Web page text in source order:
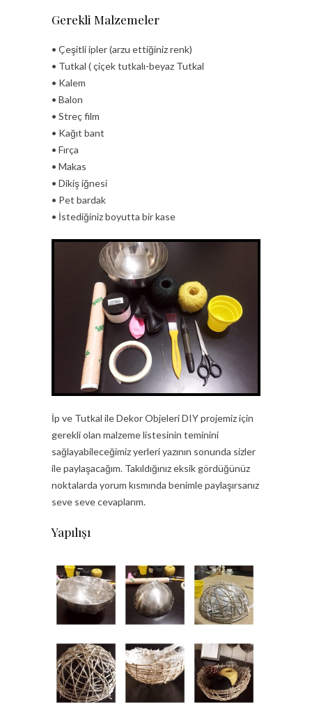
Gerekli Malzemeler
• Çeşitli ipler (arzu ettiğiniz renk)
• Tutkal ( çiçek tutkalı-beyaz Tutkal
• Kalem
• Balon
• Streç film
• Kağıt bant
• Fırça
• Makas
• Dikiş iğnesi
• Pet bardak
• İstediğiniz boyutta bir kase
İp ve Tutkal ile Dekor Objeleri DIY projemiz için
gerekli olan malzeme listesinin teminini
sağlayabileceğimiz yerleri yazının sonunda sizler
ile paylaşacağım. Takıldığınız eksik gördüğünüz
noktalarda yorum kısmında benimle paylaşırsanız
seve seve cevaplarım.
Yapılışı